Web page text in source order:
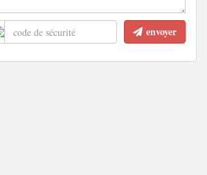
envoyer